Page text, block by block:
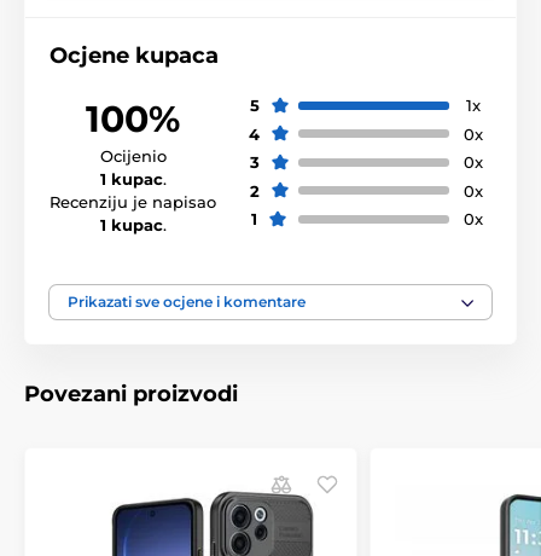
Ocjene kupaca
100%
Ocijenio
1 kupac.
Recenziju je napisao
1 kupac.
5
1x
4
0x
3
0x
2
0x
1
0x
Prikazati sve ocjene i komentare
Povezani proizvodi